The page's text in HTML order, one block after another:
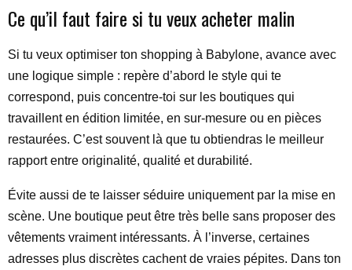
Ce qu’il faut faire si tu veux acheter malin
Si tu veux optimiser ton shopping à Babylone, avance avec
une logique simple : repère d’abord le style qui te
correspond, puis concentre-toi sur les boutiques qui
travaillent en édition limitée, en sur-mesure ou en pièces
restaurées. C’est souvent là que tu obtiendras le meilleur
rapport entre originalité, qualité et durabilité.
Évite aussi de te laisser séduire uniquement par la mise en
scène. Une boutique peut être très belle sans proposer des
vêtements vraiment intéressants. À l’inverse, certaines
adresses plus discrètes cachent de vraies pépites. Dans ton